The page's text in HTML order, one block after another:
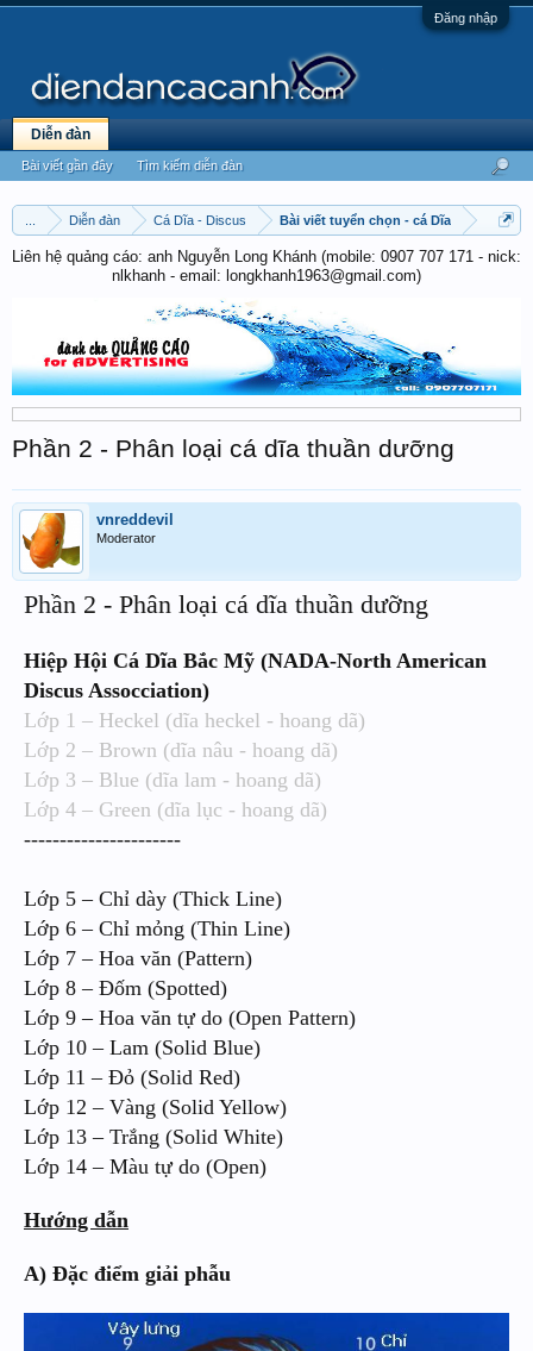
Đăng nhập
Diễn đàn Cá Dĩa - Discus Bài viết tuyển chọn - cá Dĩa
Liên hệ quảng cáo: anh Nguyễn Long Khánh (mobile: 0907 707 171 - nick:
nlkhanh - email: longkhanh1963@gmail.com)
Phần 2 - Phân loại cá dĩa thuần dưỡng
vnreddevil
Moderator
Phần 2 - Phân loại cá dĩa thuần dưỡng
Hiệp Hội Cá Dĩa Bắc Mỹ (NADA-North American
Discus Assocciation)
Lớp 1 – Heckel (dĩa heckel - hoang dã)
Lớp 2 – Brown (dĩa nâu - hoang dã)
Lớp 3 – Blue (dĩa lam - hoang dã)
Lớp 4 – Green (dĩa lục - hoang dã)
----------------------
Lớp 5 – Chỉ dày (Thick Line)
Lớp 6 – Chỉ mỏng (Thin Line)
Lớp 7 – Hoa văn (Pattern)
Lớp 8 – Đốm (Spotted)
Lớp 9 – Hoa văn tự do (Open Pattern)
Lớp 10 – Lam (Solid Blue)
Lớp 11 – Đỏ (Solid Red)
Lớp 12 – Vàng (Solid Yellow)
Lớp 13 – Trắng (Solid White)
Lớp 14 – Màu tự do (Open)
Hướng dẫn
A) Đặc điểm giải phẫu
Diễn đàn
Bài viết gần đây Tìm kiếm diễn đàn